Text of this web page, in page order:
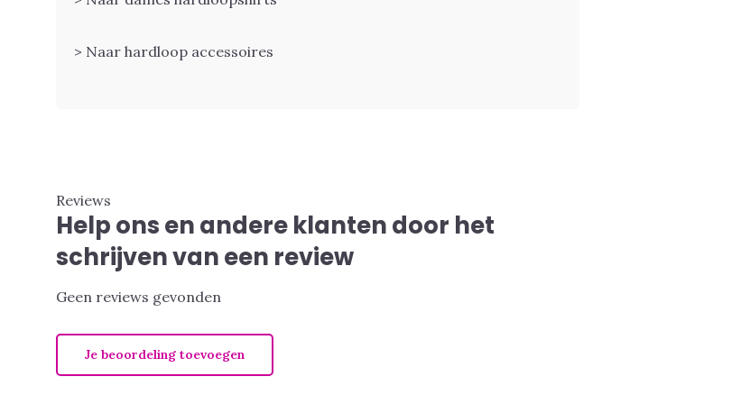
> Naar hardloop accessoires
Reviews
Help ons en andere klanten door het
schrijven van een review
Geen reviews gevonden
Je beoordeling toevoegen